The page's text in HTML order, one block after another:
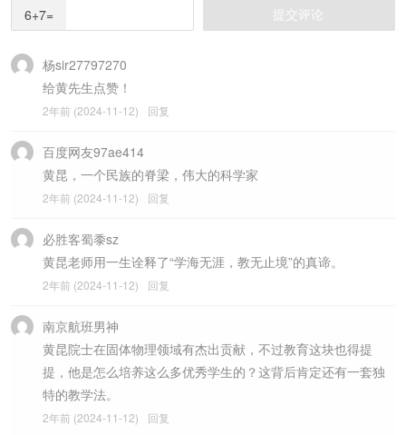
6+7=
杨sir27797270
给黄先生点赞！
2年前 (2024-11-12) 回复
百度网友97ae414
黄昆，一个民族的脊梁，伟大的科学家
2年前 (2024-11-12) 回复
必胜客蜀黍sz
黄昆老师用一生诠释了“学海无涯，教无止境”的真谛。
2年前 (2024-11-12) 回复
南京航班男神
黄昆院士在固体物理领域有杰出贡献，不过教育这块也得提
提，他是怎么培养这么多优秀学生的？这背后肯定还有一套独
特的教学法。
2年前 (2024-11-12) 回复